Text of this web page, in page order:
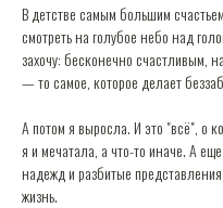
В детстве самым большим
смотреть на голубое небо над
захочу: бесконечно счастливым,
— то самое, которое делает
А потом я выросла. И это "всё", о
я и мечатала, а что-то иначе. А
надежд и разбитые
жизнь.